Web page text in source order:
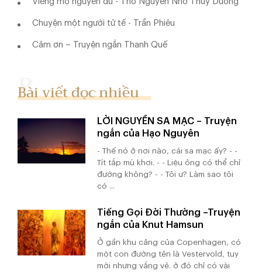
Chuyện một người tử tế - Trần Phiêu
Cảm ơn – Truyện ngắn Thanh Quế
Bài viết đọc nhiều
LỜI NGUYỀN SA MẠC – Truyện
ngắn của Hạo Nguyên
- Thế nó ở nơi nào, cái sa mạc ấy? - -
Tít tắp mù khơi. - - Liệu ông có thể chỉ
đường không? - - Tôi ư? Làm sao tôi
có ...
Tiếng Gọi Đời Thường –Truyện
ngắn của Knut Hamsun
Ở gần khu cảng của Copenhagen, có
một con đường tên là Vestervold, tuy
mới nhưng vắng vẻ. ở đó chỉ có vài